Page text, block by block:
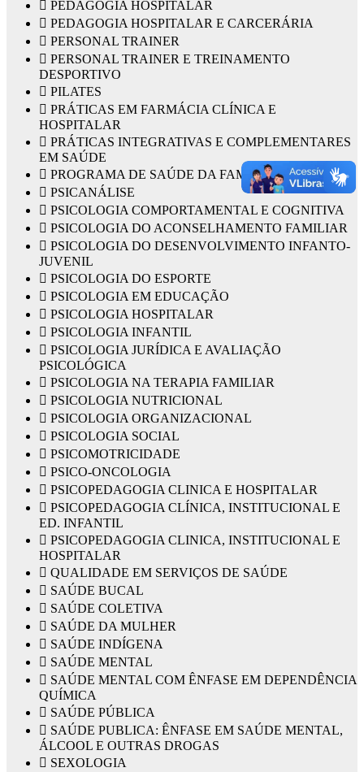
 PEDAGOGIA HOSPITALAR
 PEDAGOGIA HOSPITALAR E CARCERÁRIA
 PERSONAL TRAINER
 PERSONAL TRAINER E TREINAMENTO
DESPORTIVO
 PILATES
 PRÁTICAS EM FARMÁCIA CLÍNICA E
HOSPITALAR
 PRÁTICAS INTEGRATIVAS E COMPLEMENTARES
EM SAÚDE
 PROGRAMA DE SAÚDE DA FAMÍLIA
 PSICANÁLISE
 PSICOLOGIA COMPORTAMENTAL E COGNITIVA
 PSICOLOGIA DO ACONSELHAMENTO FAMILIAR
 PSICOLOGIA DO DESENVOLVIMENTO INFANTO-
JUVENIL
 PSICOLOGIA DO ESPORTE
 PSICOLOGIA EM EDUCAÇÃO
 PSICOLOGIA HOSPITALAR
 PSICOLOGIA INFANTIL
 PSICOLOGIA JURÍDICA E AVALIAÇÃO
PSICOLÓGICA
 PSICOLOGIA NA TERAPIA FAMILIAR
 PSICOLOGIA NUTRICIONAL
 PSICOLOGIA ORGANIZACIONAL
 PSICOLOGIA SOCIAL
 PSICOMOTRICIDADE
 PSICO-ONCOLOGIA
 PSICOPEDAGOGIA CLINICA E HOSPITALAR
 PSICOPEDAGOGIA CLÍNICA, INSTITUCIONAL E
ED. INFANTIL
 PSICOPEDAGOGIA CLINICA, INSTITUCIONAL E
HOSPITALAR
 QUALIDADE EM SERVIÇOS DE SAÚDE
 SAÚDE BUCAL
 SAÚDE COLETIVA
 SAÚDE DA MULHER
 SAÚDE INDÍGENA
 SAÚDE MENTAL
 SAÚDE MENTAL COM ÊNFASE EM DEPENDÊNCIA
QUÍMICA
 SAÚDE PÚBLICA
 SAÚDE PUBLICA: ÊNFASE EM SAÚDE MENTAL,
ÁLCOOL E OUTRAS DROGAS
 SEXOLOGIA